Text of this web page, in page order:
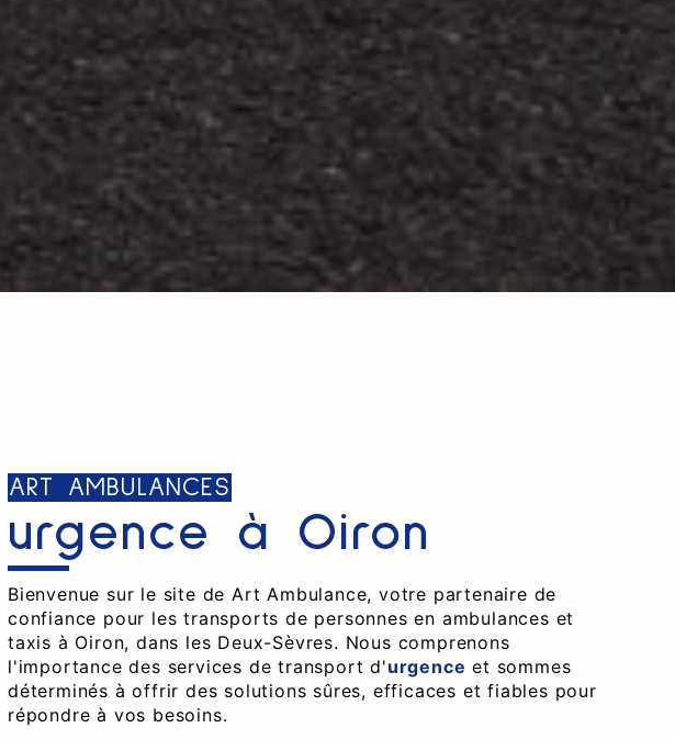
ART AMBULANCES
urgence à Oiron
Bienvenue sur le site de Art Ambulance, votre partenaire de
confiance pour les transports de personnes en ambulances et
taxis à Oiron, dans les Deux-Sèvres. Nous comprenons
l'importance des services de transport d'urgence et sommes
déterminés à offrir des solutions sûres, efficaces et fiables pour
répondre à vos besoins.